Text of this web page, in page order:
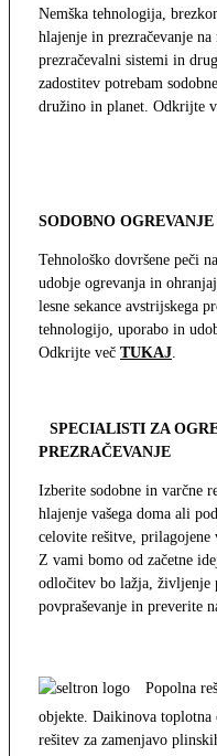
Nemška tehnologija,
hlajenje in prezračevanje
prezračevalni sistemi in
zadostitev potrebam
družino in planet. Odkrijte
SODOBNO
Tehnološko dovršene peči
udobje ogrevanja in
lesne sekance avstrijskega
tehnologijo, uporabo in
Odkrijte več TUKAJ.
SPECIALISTI ZA
PREZRAČEVANJE
Izberite sodobne in varčne
hlajenje vašega doma ali
celovite rešitve, prilagojene
Z vami bomo od začetne
odločitev bo lažja, življenje
povpraševanje in preverite
Popolna
objekte. Daikinova
rešitev za zamenjavo